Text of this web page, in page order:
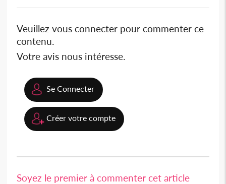
Veuillez vous connecter pour commenter ce
contenu.
Votre avis nous intéresse.
Se Connecter
Créer votre compte
Soyez le premier à commenter cet article